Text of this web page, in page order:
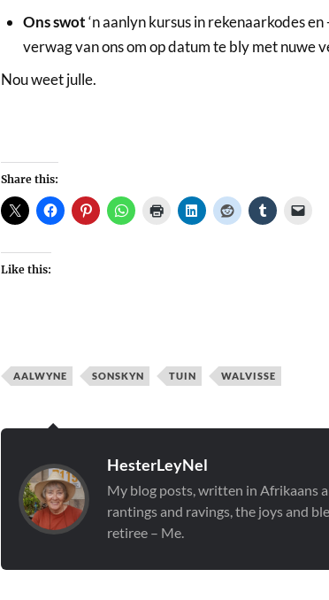
Ons swot‘n aanlyn kursus in rekenaarkodes
verwag van ons om op datum te bly met nuwe
Nou weet julle.
Share this:
Like this:
AALWYNE SONSKYN TUIN WALVISSE
HesterLeyNel
My blog posts, written in Afrikaans
rantings and ravings, the joys and
retiree – Me.